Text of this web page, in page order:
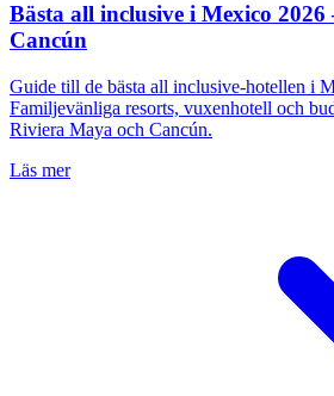
Bästa all inclusive i Mexico
Cancún
Guide till de bästa all inclusive-hotellen i
Familjevänliga resorts, vuxenhotell och
Riviera Maya och Cancún.
Läs mer